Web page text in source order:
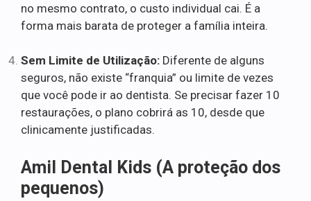
no mesmo contrato, o custo individual cai. É a
forma mais barata de proteger a família inteira.
Sem Limite de Utilização: Diferente de alguns
seguros, não existe “franquia” ou limite de vezes
que você pode ir ao dentista. Se precisar fazer 10
restaurações, o plano cobrirá as 10, desde que
clinicamente justificadas.
Amil Dental Kids (A proteção dos
pequenos)